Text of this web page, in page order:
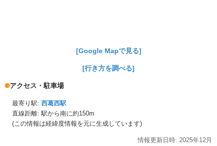
[Google Mapで見る]
[行き方を調べる]
アクセス・駐車場
最寄り駅: 西葛西駅
直線距離: 駅から南に約150m
(この情報は経緯度情報を元に生成しています)
情報更新日時: 2025年12月